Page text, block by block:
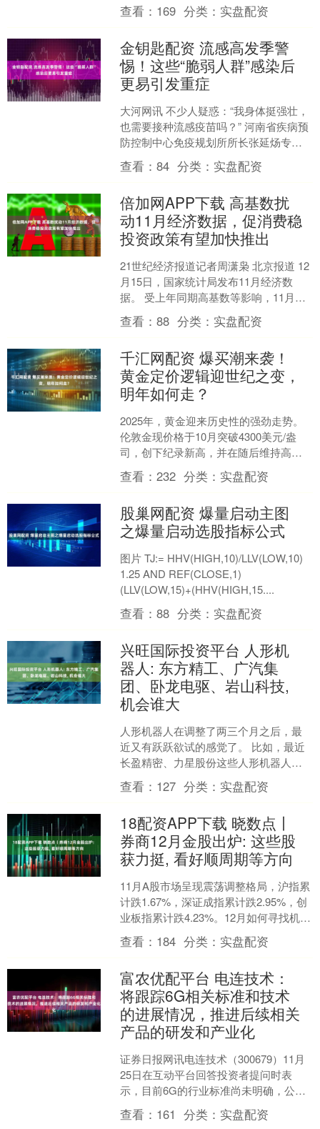
展前景，深耕主....
查看： 169 分类： 实盘配资
金钥匙配资 流感高发季警
惕！这些“脆弱人群”感染后
更易引发重症
大河网讯 不少人疑惑：“我身体挺强壮，
也需要接种流感疫苗吗？” 河南省疾病预
防控制中心免疫规划所所长张延炀专家
明确回应：6个月龄以上人群均推荐接种
流感疫苗，因为....
查看：84 分类： 实盘配资
倍加网APP下载 高基数扰
动11月经济数据，促消费稳
投资政策有望加快推出
21世纪经济报道记者周潇枭 北京报道 12
月15日，国家统计局发布11月经济数
据。 受上年同期高基数等影响，11月工
业、服务业、消费、投资等数据增速出
现波动下行....
查看：88 分类： 实盘配资
千汇网配资 爆买潮来袭！
黄金定价逻辑迎世纪之变，
明年如何走？
2025年，黄金迎来历史性的强劲走势。
伦敦金现价格于10月突破4300美元/盎
司，创下纪录新高，并在随后维持高位
整固；全年以十年未见的陡峭升势，刷
新历史高点逾5....
查看：232 分类： 实盘配资
股巢网配资 爆量启动主图
之爆量启动选股指标公式
图片 TJ:= HHV(HIGH,10)/LLV(LOW,10)
1.25 AND REF(CLOSE,1)
(LLV(LOW,15)+(HHV(HIGH,15....
查看：88 分类： 实盘配资
兴旺国际投资平台 人形机
器人: 东方精工、广汽集
团、卧龙电驱、岩山科技,
机会谁大
人形机器人在调整了两三个月之后，最
近又有跃跃欲试的感觉了。 比如，最近
长盈精密、力星股份这些人形机器人概
念股都出现异动。 那么，今天就来看
看，人形机器人中，经过....
查看： 127 分类： 实盘配资
18配资APP下载 晓数点丨
券商12月金股出炉: 这些股
获力挺, 看好顺周期等方向
11月A股市场呈现震荡调整格局，沪指累
计跌1.67%，深证成指累计跌2.95%，创
业板指累计跌4.23%。12月如何寻找机
会？截至发稿，近10家券商公布了12
月....
查看： 184 分类： 实盘配资
富农优配平台 电连技术：
将跟踪6G相关标准和技术
的进展情况，推进后续相关
产品的研发和产业化
证券日报网讯电连技术（300679）11月
25日在互动平台回答投资者提问时表
示，目前6G的行业标准尚未明确，公司
将跟踪6G相关标准和技术的进展情况，
推进公司后续....
查看： 161 分类： 实盘配资